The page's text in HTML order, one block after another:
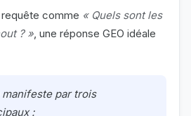
requête comme « Quels sont les
? », une réponse GEO idéale
par trois
: